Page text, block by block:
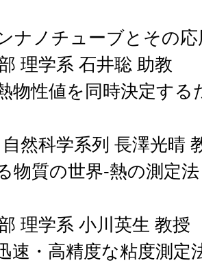
ナノチューブとその応
学系 石井聡 助教
物性値を同時決定する
科学系列 長澤光晴
物質の世界-熱の測定
学系 小川英生 教授
速・高精度な粘度測定